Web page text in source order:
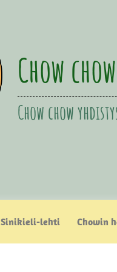
Chow
Chow chow
Sinikieli-lehti Chowin